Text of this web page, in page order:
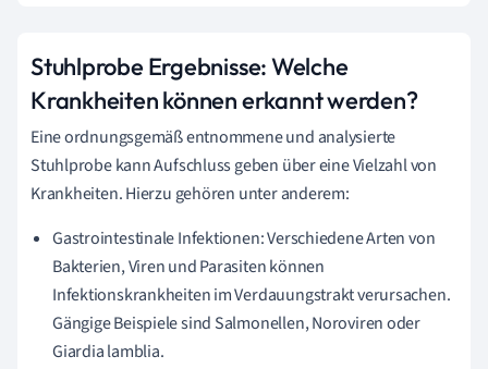
Stuhlprobe Ergebnisse: Welche
Krankheiten können erkannt werden?
Eine ordnungsgemäß entnommene und analysierte
Stuhlprobe kann Aufschluss geben über eine Vielzahl von
Krankheiten. Hierzu gehören unter anderem:
Gastrointestinale Infektionen: Verschiedene Arten von
Bakterien, Viren und Parasiten können
Infektionskrankheiten im Verdauungstrakt verursachen.
Gängige Beispiele sind Salmonellen, Noroviren oder
Giardia lamblia.